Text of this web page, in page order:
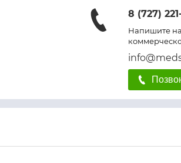
8 (727)
Напишите